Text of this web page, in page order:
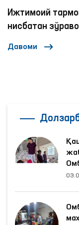
Ижтимоий
нисбатан
Давоми